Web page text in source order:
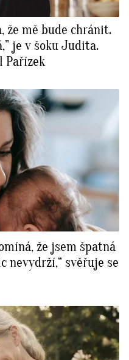
že mě bude chránit.
je v šoku Judita.
Pařízek
že jsem špatná
nevydrží,“ svěřuje se